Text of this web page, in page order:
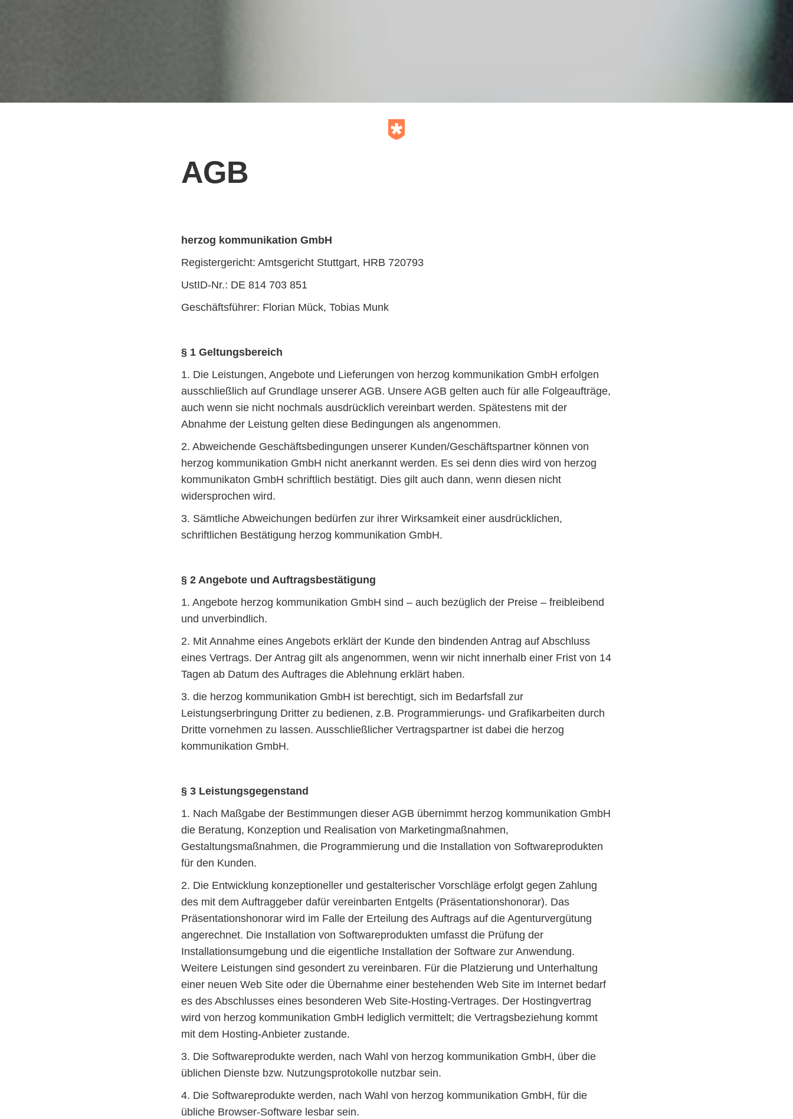
AGB
herzog kommunikation GmbH
Registergericht: Amtsgericht Stuttgart, HRB 720793
UstID-Nr.: DE 814 703 851
Geschäftsführer: Florian Mück, Tobias Munk
§ 1 Geltungsbereich
1. Die Leistungen, Angebote und Lieferungen von herzog kommunikation GmbH erfolgen
ausschließlich auf Grundlage unserer AGB. Unsere AGB gelten auch für alle Folgeaufträge,
auch wenn sie nicht nochmals ausdrücklich vereinbart werden. Spätestens mit der
Abnahme der Leistung gelten diese Bedingungen als angenommen.
2. Abweichende Geschäftsbedingungen unserer Kunden/Geschäftspartner können von
herzog kommunikation GmbH nicht anerkannt werden. Es sei denn dies wird von herzog
kommunikaton GmbH schriftlich bestätigt. Dies gilt auch dann, wenn diesen nicht
widersprochen wird.
3. Sämtliche Abweichungen bedürfen zur ihrer Wirksamkeit einer ausdrücklichen,
schriftlichen Bestätigung herzog kommunikation GmbH.
§ 2 Angebote und Auftragsbestätigung
1. Angebote herzog kommunikation GmbH sind – auch bezüglich der Preise – freibleibend
und unverbindlich.
2. Mit Annahme eines Angebots erklärt der Kunde den bindenden Antrag auf Abschluss
eines Vertrags. Der Antrag gilt als angenommen, wenn wir nicht innerhalb einer Frist von 14
Tagen ab Datum des Auftrages die Ablehnung erklärt haben.
3. die herzog kommunikation GmbH ist berechtigt, sich im Bedarfsfall zur
Leistungserbringung Dritter zu bedienen, z.B. Programmierungs- und Grafikarbeiten durch
Dritte vornehmen zu lassen. Ausschließlicher Vertragspartner ist dabei die herzog
kommunikation GmbH.
§ 3 Leistungsgegenstand
1. Nach Maßgabe der Bestimmungen dieser AGB übernimmt herzog kommunikation GmbH
die Beratung, Konzeption und Realisation von Marketingmaßnahmen,
Gestaltungsmaßnahmen, die Programmierung und die Installation von Softwareprodukten
für den Kunden.
2. Die Entwicklung konzeptioneller und gestalterischer Vorschläge erfolgt gegen Zahlung
des mit dem Auftraggeber dafür vereinbarten Entgelts (Präsentationshonorar). Das
Präsentationshonorar wird im Falle der Erteilung des Auftrags auf die Agenturvergütung
angerechnet. Die Installation von Softwareprodukten umfasst die Prüfung der
Installationsumgebung und die eigentliche Installation der Software zur Anwendung.
Weitere Leistungen sind gesondert zu vereinbaren. Für die Platzierung und Unterhaltung
einer neuen Web Site oder die Übernahme einer bestehenden Web Site im Internet bedarf
es des Abschlusses eines besonderen Web Site-Hosting-Vertrages. Der Hostingvertrag
wird von herzog kommunikation GmbH lediglich vermittelt; die Vertragsbeziehung kommt
mit dem Hosting-Anbieter zustande.
3. Die Softwareprodukte werden, nach Wahl von herzog kommunikation GmbH, über die
üblichen Dienste bzw. Nutzungsprotokolle nutzbar sein.
4. Die Softwareprodukte werden, nach Wahl von herzog kommunikation GmbH, für die
übliche Browser-Software lesbar sein.